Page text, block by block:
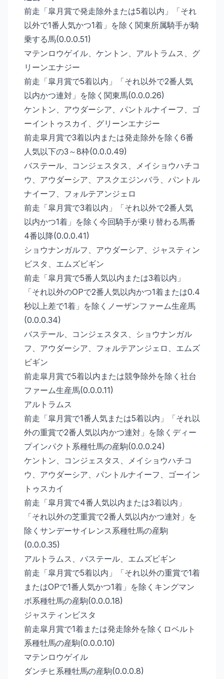
前走「皐月賞で発走除外または5着以内」「それ
以外で1番人気かつ1着」を除く関東所属騎手が騎
乗する馬(0.0.0.51)
マテンロウゲイル、ケントン、アルトラムス、グ
リーンエナジー
前走「皐月賞で5着以内」「それ以外で2番人気
以内かつ連対」を除く関東馬(0.0.0.26)
ケントン、アウダーシア、パントルナイーフ、ゴ
ーイントゥスカイ、グリーンエナジー
前走皐月賞で3着以内または発走除外を除く6番
人気以下の3～8枠(0.0.0.49)
バステール、コンジェスタス、メイショウハチコ
ウ、アウダーシア、アスクエジンバラ、パントル
ナイーフ、フォルテアンジェロ
前走「皐月賞で3着以内」「それ以外で2番人気
以内かつ1着」を除く今回騎手が乗り替わる馬番
4番以降(0.0.0.41)
ショウナンガルフ、アウダーシア、ジャスティン
ビスタ、エムズビギン
前走「皐月賞で5番人気以内または3着以内」
「それ以外のOPで2番人気以内かつ1着または0.4
秒以上差で1着」を除くノーザンファーム生産馬
(0.0.0.34)
バステール、コンジェスタス、ショウナンガル
フ、アウダーシア、フォルテアンジェロ、エムズ
ビギン
前走皐月賞で5着以内または競争除外を除く社台
ファーム生産馬(0.0.0.11)
アルトラムス
前走「皐月賞で1番人気または5着以内」「それ以
外の重賞で2番人気以内かつ連対」を除くディー
プインパクト系種牡馬の産駒(0.0.0.24)
ケントン、コンジェスタス、メイショウハチコ
ウ、アウダーシア、パントルナイーフ、ゴーイン
トゥスカイ
前走「皐月賞で4番人気以内または3着以内」
「それ以外の芝重賞で2番人気以内かつ連対」を
除くサンデーサイレンス系種牡馬の産駒
(0.0.0.35)
アルトラムス、バステール、エムズビギン
前走「皐月賞で5着以内」「それ以外の重賞で1着
またはOPで1番人気かつ1着」を除くキングマン
ボ系種牡馬の産駒(0.0.0.18)
ジャスティンビスタ
前走皐月賞で1着または発走除外を除くロベルト
系種牡馬の産駒(0.0.0.10)
マテンロウゲイル
ダンチヒ系種牡馬の産駒(0.0.0.8)